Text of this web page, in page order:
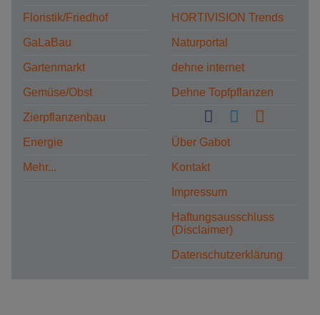
Floristik/Friedhof
GaLaBau
Gartenmarkt
Gemüse/Obst
Zierpflanzenbau
Energie
Mehr...
HORTIVISION Trends
Naturportal
dehne internet
Dehne Topfpflanzen
Über Gabot
Kontakt
Impressum
Haftungsausschluss
(Disclaimer)
Datenschutzerklärung